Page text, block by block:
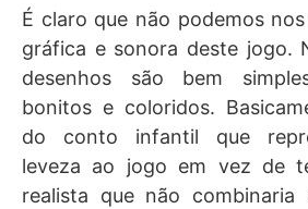
É claro que não podemos
gráfica e sonora deste jogo.
desenhos são bem
bonitos e coloridos.
do conto infantil que
leveza ao jogo em vez de
realista que não